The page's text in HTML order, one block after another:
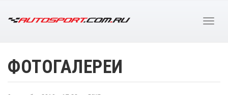
ФОТОГАЛЕРЕИ